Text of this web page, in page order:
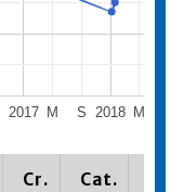
2017 2018
M S M
Cr. Cat.